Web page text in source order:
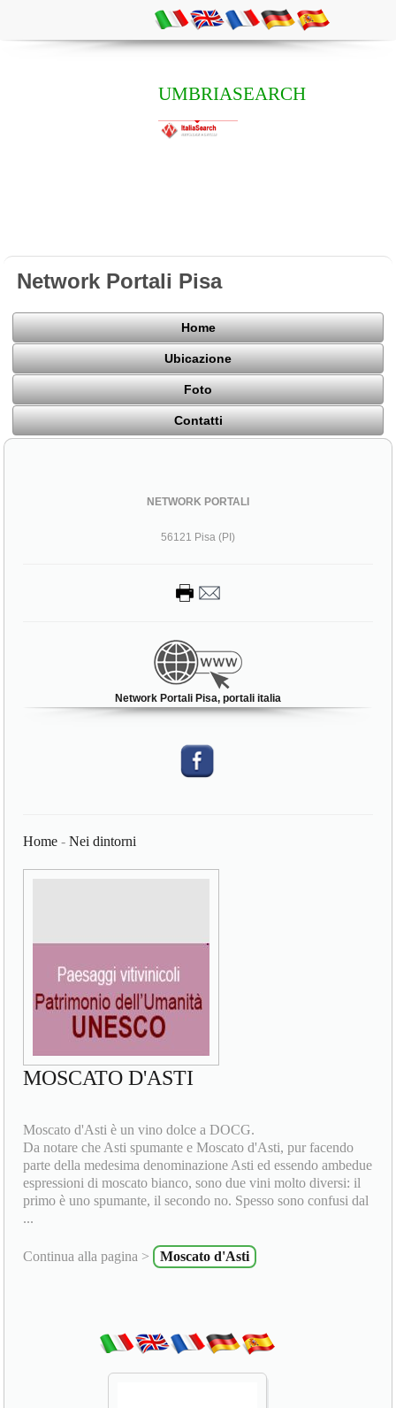
UMBRIASEARCH
Network Portali Pisa
Home
Ubicazione
Foto
Contatti
NETWORK PORTALI
56121 Pisa (PI)
Network Portali Pisa, portali italia
Home -Nei dintorni
MOSCATO D'ASTI
Moscato d'Asti è un vino dolce a DOCG.
Da notare che Asti spumante e Moscato d'Asti, pur facendo
parte della medesima denominazione Asti ed essendo ambedue
espressioni di moscato bianco, sono due vini molto diversi: il
primo è uno spumante, il secondo no. Spesso sono confusi dal
...
Continua alla pagina > Moscato d'Asti